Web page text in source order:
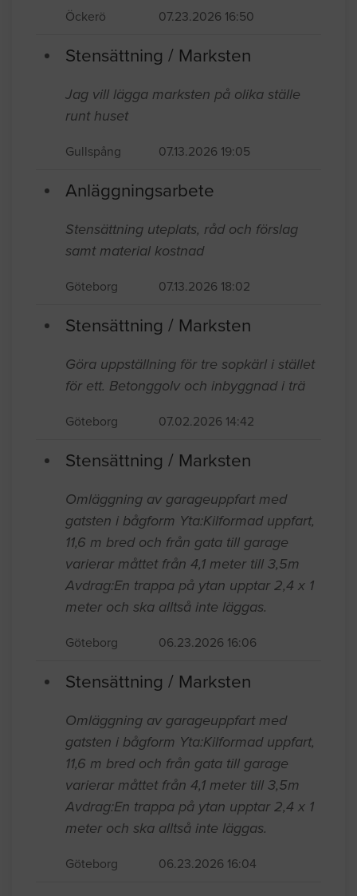
Öckerö 07.23.2026 16:50
Stensättning / Marksten
Jag vill lägga marksten på olika ställe
runt huset
Gullspång 07.13.2026 19:05
Anläggningsarbete
Stensättning uteplats, råd och förslag
samt material kostnad
Göteborg 07.13.2026 18:02
Stensättning / Marksten
Göra uppställning för tre sopkärl i stället
för ett. Betonggolv och inbyggnad i trä
Göteborg 07.02.2026 14:42
Stensättning / Marksten
Omläggning av garageuppfart med
gatsten i bågform Yta:Kilformad uppfart,
11,6 m bred och från gata till garage
varierar måttet från 4,1 meter till 3,5m
Avdrag:En trappa på ytan upptar 2,4 x 1
meter och ska alltså inte läggas.
Göteborg 06.23.2026 16:06
Stensättning / Marksten
Omläggning av garageuppfart med
gatsten i bågform Yta:Kilformad uppfart,
11,6 m bred och från gata till garage
varierar måttet från 4,1 meter till 3,5m
Avdrag:En trappa på ytan upptar 2,4 x 1
meter och ska alltså inte läggas.
Göteborg 06.23.2026 16:04